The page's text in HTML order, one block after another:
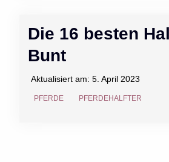
Die 16 besten
Bunt
Aktualisiert am: 5. April 2023
PFERDE PFERDEHALFTER